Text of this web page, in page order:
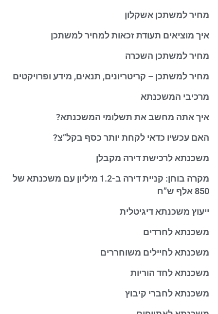
מחיר למשתכן אשקלון
איך מוציאים תעודת זכאות למחיר למשתכן
מחיר למשתכן השכרה
מחיר למשתכן – קריטריונים, תנאים, מידע ופרויקטים
מרכיבי המשכנתא
איך אתה מחשב את תשלומי המשכנתא?
האם עכשיו כדאי לקחת יותר כסף בקל”צ?
משכנתא לרכישת דירה מקבלן
מקרה בוחן: קניית דירה ב-1.2 מיליון עם משכנתא של
850 אלף ש”ח
ייעוץ משכנתא דיגיטלית
משכנתא לחרדים
משכנתא לחיילים משוחררים
משכנתא לחד הוריות
משכנתא לחברי קיבוץ